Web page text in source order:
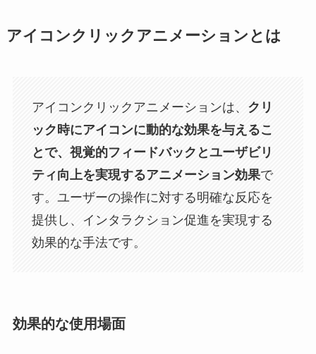
アイコンクリックアニメーションとは
アイコンクリックアニメーションは、 クリ
ック時にアイコンに動的な効果を与えるこ
とで、視覚的フィードバックとユーザビリ
ティ向上を実現するアニメーション効果で
す。ユーザーの操作に対する明確な反応を
提供し、インタラクション促進を実現する
効果的な手法です。
効果的な使用場面